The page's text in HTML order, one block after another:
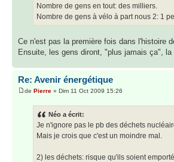
Nombre de gens en tout: des milliers.
Nombre de gens à vélo à part nous 2: 1
Ce n'est pas la première fois dans l'histoire
Ensuite, les gens diront, "plus jamais ça", la
Re: Avenir énergétique
de Pierre » Dim 11 Oct 2009 15:26
Néo a écrit:
Je n'ignore pas le pb des déchets
Mais je crois que c'est un moindre mal.
2) les déchets: risque qu'ils soient